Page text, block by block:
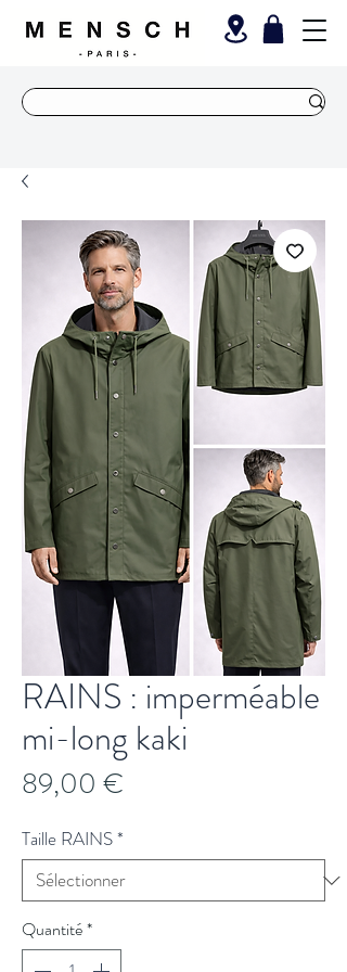
RAINS : imperméable
mi-long kaki
89,00 €
Taille RAINS*
Quantité*